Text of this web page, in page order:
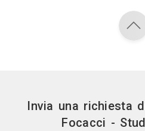
Invia una richiesta
Focacci -